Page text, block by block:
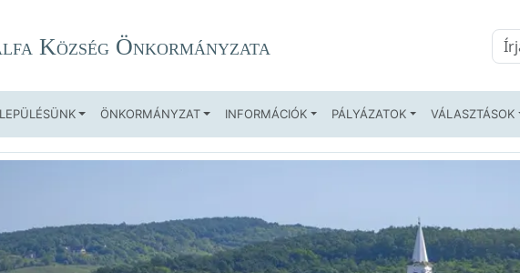
Község Önkormányzata
ÖNKORMÁNYZAT INFORMÁCIÓK PÁLYÁZATOK VÁLASZTÁSOK